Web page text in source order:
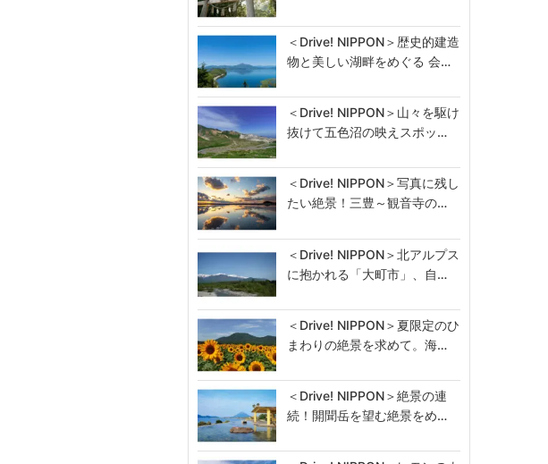
＜Drive! NIPPON＞歴史的建造
物と美しい湖畔をめぐる 会…
＜Drive! NIPPON＞山々を駆け
抜けて五色沼の映えスポッ…
＜Drive! NIPPON＞写真に残し
たい絶景！三豊～観音寺の…
＜Drive! NIPPON＞北アルプス
に抱かれる「大町市」、自…
＜Drive! NIPPON＞夏限定のひ
まわりの絶景を求めて。海…
＜Drive! NIPPON＞絶景の連
続！開聞岳を望む絶景をめ…